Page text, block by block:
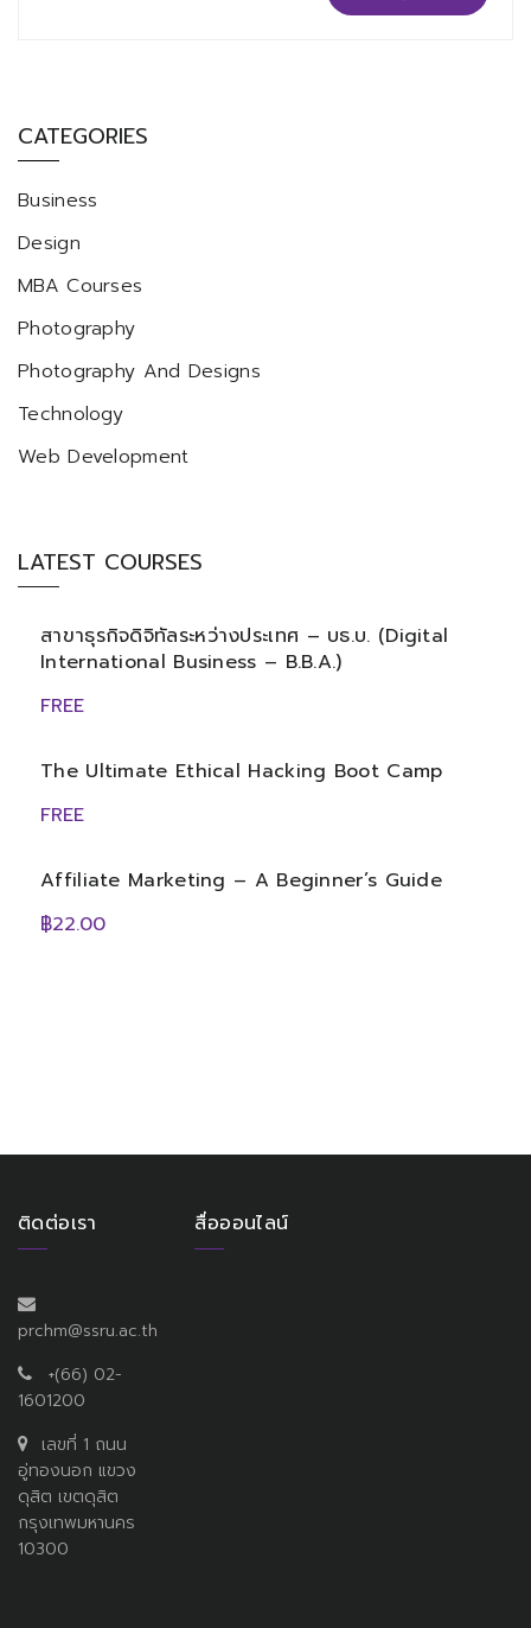
CATEGORIES
Business
Design
MBA Courses
Photography
Photography And Designs
Technology
Web Development
LATEST COURSES
สาขาธุรกิจดิจิทัลระหว่างประเทศ – บธ.บ. (Digital
International Business – B.B.A.)
FREE
The Ultimate Ethical Hacking Boot Camp
FREE
Affiliate Marketing – A Beginner’s Guide
฿22.00
ติดต่อเรา
prchm@ssru.ac.th
+(66) 02-
1601200
เลขที่ 1 ถนน
อู่ทองนอก แขวง
ดุสิต เขตดุสิต
กรุงเทพมหานคร
10300
สื่อออนไลน์